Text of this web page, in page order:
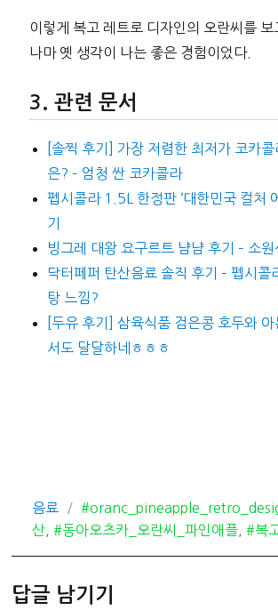
이렇게 복고 레트로 디자인의 오란씨를 보
나마 옛 생각이 나는 좋은 경험이었다.
관련 문서
[솔찍 후기] 가장 저렴한 최저가 코카콜
은? – 엄청 싼 코카콜라
펩시콜라 1.5L 한정판 ‘대한민국 컬처
기
빙그레 대왕 요구르트 냠냠 후기 – 소
닥터페퍼 탄산음료 솔직 후기 – 펩시콜
탕 느낌?
[두유 후기] 삼육식품 검은콩 호두와 아
서도 달달하네ㅎㅎㅎ
카
테
음료
태
그
산 ,#동아오츠카_오란씨_파인애플 ,#복
답글 남기기